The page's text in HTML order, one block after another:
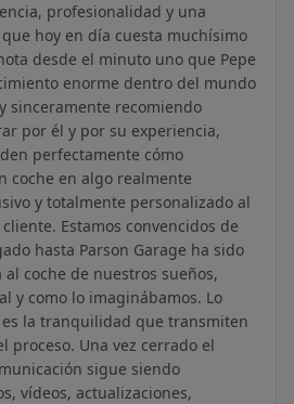
profesionalidad y una
hoy en día cuesta muchísimo
desde el minuto uno que Pepe
enorme dentro del mundo
sinceramente recomiendo
por él y por su experiencia,
perfectamente cómo
coche en algo realmente
y totalmente personalizado al
Estamos convencidos de
hasta Parson Garage ha sido
coche de nuestros sueños,
y como lo imaginábamos. Lo
la tranquilidad que transmiten
proceso. Una vez cerrado el
sigue siendo
vídeos, actualizaciones,